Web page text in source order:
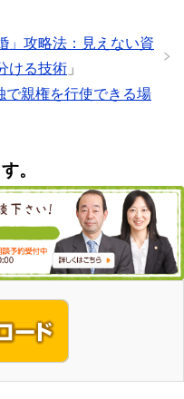
」攻略法：見えない資
ける技術 」
で親権を行使できる場
。